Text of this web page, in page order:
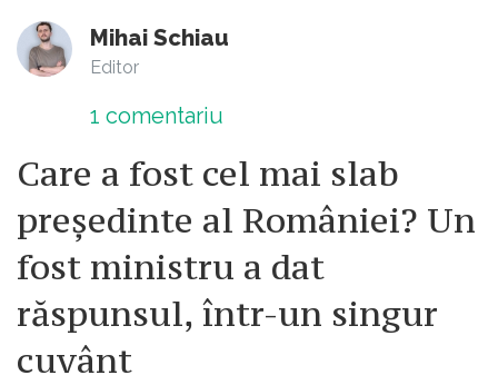
Mihai Schiau
Editor
1 comentariu
Care a fost cel mai slab
președinte al României? Un
fost ministru a dat
răspunsul, într-un singur
cuvânt